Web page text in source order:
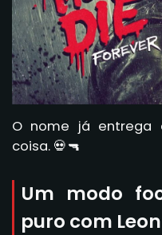
O nome já entrega
coisa. 💀🔫
Um modo
puro com